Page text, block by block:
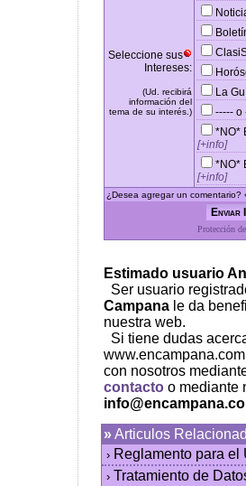
Seleccione sus
Intereses:
(Ud. recibirá
información del
tema de su interés.)
La
----- o
*NO*
[+info]
*NO*
[+info]
¿Desea agregar un comentario?
Protección
Estimado usuario
Ser usuario
Campana le da
nuestra web.
Si tiene dudas
con nosotros
contacto o mediante
» Articulos
› Reglamento para
› Tratamiento de